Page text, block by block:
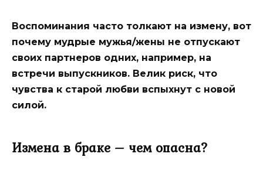
Воспоминания часто толкают на измену, вот
почему мудрые мужья/жены не отпускают
своих партнеров одних, например, на
встречи выпускников. Велик риск, что
чувства к старой любви вспыхнут с новой
силой.
Измена в браке – чем опасна?